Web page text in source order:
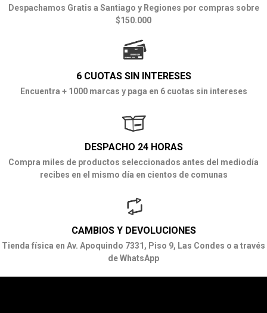
Despachamos Gratis a Santiago y Regiones por compras sobre
$150.000
6 CUOTAS SIN INTERESES
Encuentra + 1000 marcas y paga en 6 cuotas sin intereses
DESPACHO 24 HORAS
Compra miles de productos seleccionados antes del mediodía
recibes en el mismo día en cientos de comunas
CAMBIOS Y DEVOLUCIONES
Tienda física en Av. Apoquindo 7331, Piso 9, Las Condes o a través
de WhatsApp